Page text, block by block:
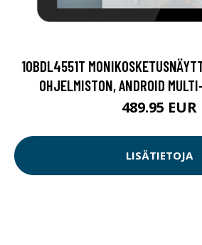
10BDL4551T
OHJELMISTON, ANDROID
489.95 EUR
LISÄTIETOJA